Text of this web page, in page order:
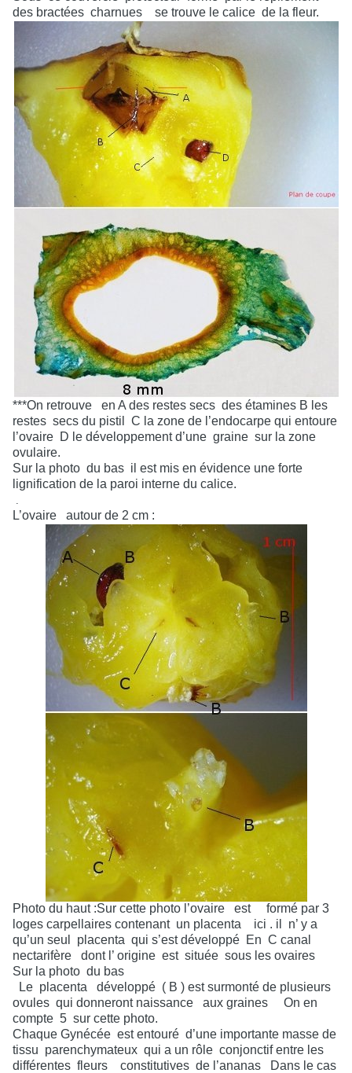
des bractées charnues se trouve le calice de la fleur.
***On retrouve en A des restes secs des étamines B les
restes secs du pistil
C la zone de l’endocarpe qui entoure
l’ovaire D le développement d’une graine sur la zone
ovulaire.
Sur la photo du bas il est mis en évidence une forte
lignification de la paroi interne du calice.
L’ovaire autour de 2 cm :
Photo du haut :Sur cette photo l’ovaire est
formé par 3
loges carpellaires contenant un placenta ici . il
n’ y a
qu’un seul
placenta qui s’est développé En C canal
nectarifère
dont l’ origine est située sous les ovaires
Sur la photo du bas
Le placenta développé ( B ) est surmonté de plusieurs
ovules qui donneront naissance aux graines
On en
compte 5 sur cette photo.
Chaque Gynécée est entouré d’une importante masse de
tissu parenchymateux qui a un rôle conjonctif entre les
différentes fleurs constitutives de l’ananas
Dans le cas